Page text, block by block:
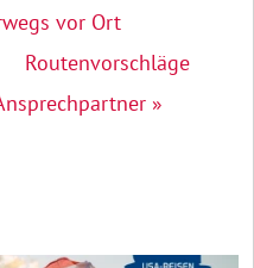
vor Ort
Routenvorschläge
»